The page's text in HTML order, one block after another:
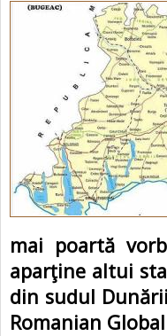
mai poartă
aparţine altui
din sudul
Romanian